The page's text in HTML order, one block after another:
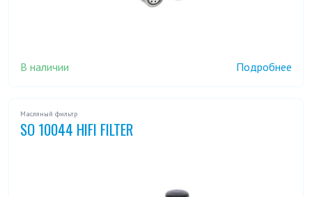
В наличии Подробнее
Масляный фильтр
SO 10044 HIFI FILTER